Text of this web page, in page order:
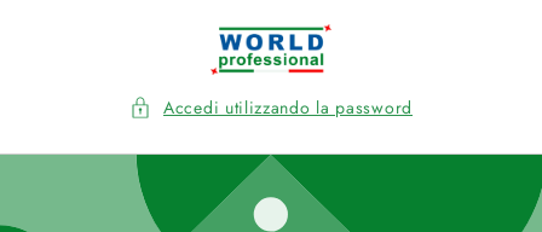
Accedi utilizzando la password